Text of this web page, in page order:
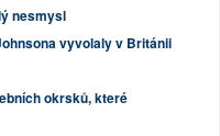
nesmysl
vyvolaly v Británii
okrsků, které